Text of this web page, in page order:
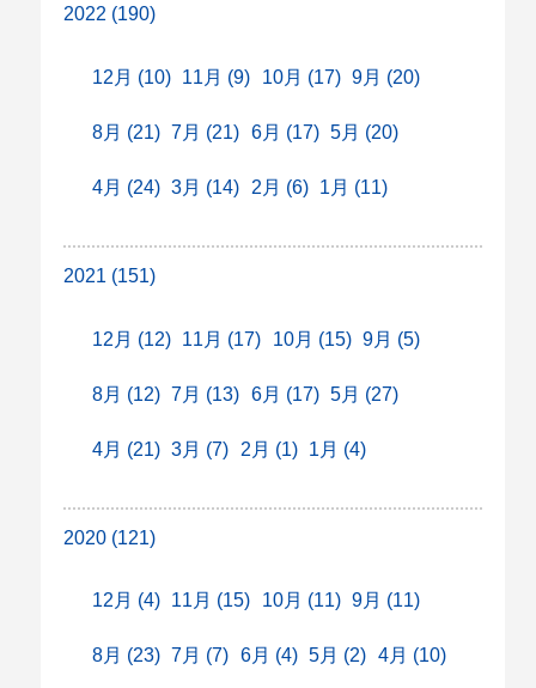
2022 (190)
12月 (10) 11月 (9) 10月 (17) 9月 (20)
8月 (21) 7月 (21) 6月 (17) 5月 (20)
4月 (24) 3月 (14) 2月 (6) 1月 (11)
2021 (151)
12月 (12) 11月 (17) 10月 (15) 9月 (5)
8月 (12) 7月 (13) 6月 (17) 5月 (27)
4月 (21) 3月 (7) 2月 (1) 1月 (4)
2020 (121)
12月 (4) 11月 (15) 10月 (11) 9月 (11)
8月 (23) 7月 (7) 6月 (4) 5月 (2) 4月 (10)